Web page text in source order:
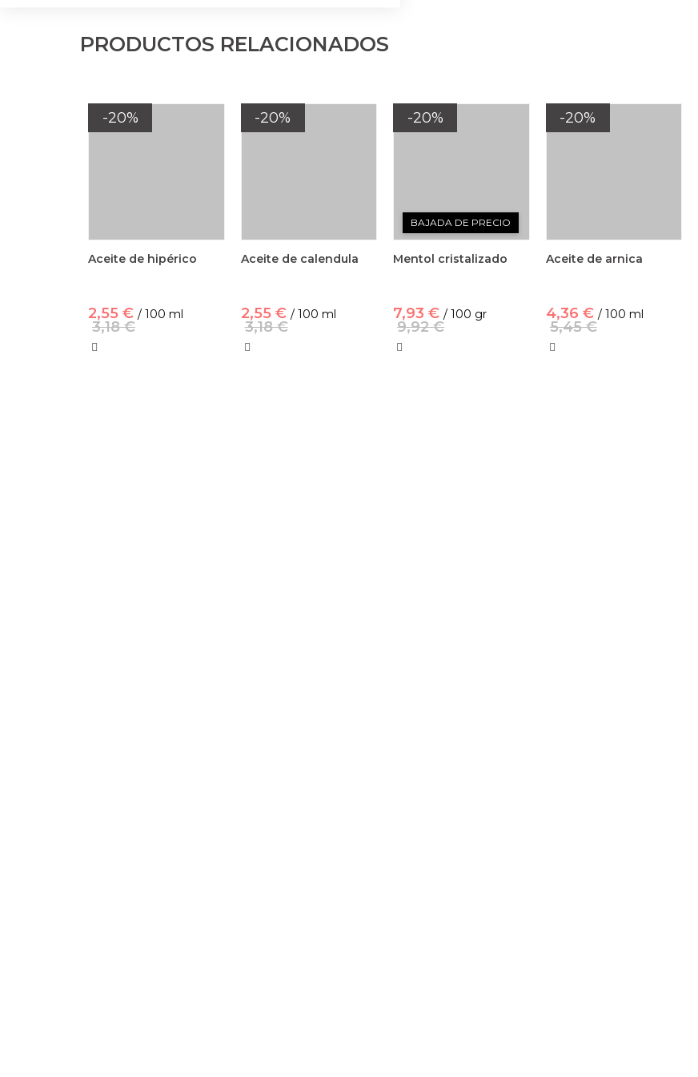
PRODUCTOS RELACIONADOS
-20%
Aceite de hipérico
2,55 € / 100 ml
3,18 €
-20%
Aceite de calendula
2,55 € / 100 ml
3,18 €
-20%
BAJADA DE PRECIO
Mentol cristalizado
7,93 € / 100 gr
9,92 €
-20%
Aceite de arnica
4,36 € / 100 ml
5,45 €